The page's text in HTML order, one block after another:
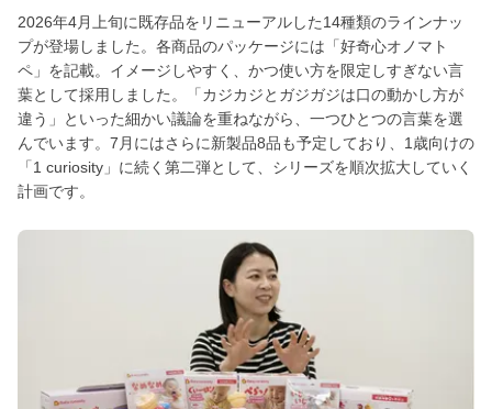
2026年4月上旬に既存品をリニューアルした14種類のラインナッ
プが登場しました。各商品のパッケージには「好奇心オノマト
ペ」を記載。イメージしやすく、かつ使い方を限定しすぎない言
葉として採用しました。「カジカジとガジガジは口の動かし方が
違う」といった細かい議論を重ねながら、一つひとつの言葉を選
んでいます。7月にはさらに新製品8品も予定しており、1歳向けの
「1 curiosity」に続く第二弾として、シリーズを順次拡大していく
計画です。